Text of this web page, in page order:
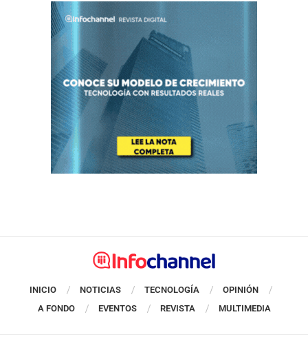
INICIO NOTICIAS TECNOLOGÍA
OPINIÓN
A FONDO
EVENTOS REVISTA MULTIMEDIA